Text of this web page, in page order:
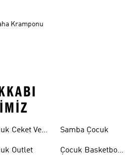
Kramponu
Ceket Ve
Outlet
Samba Çocuk
Çocuk Basketbol